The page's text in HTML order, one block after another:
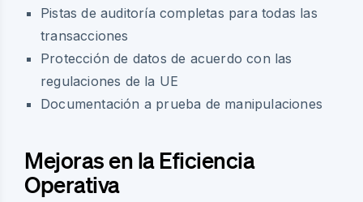
Pistas de auditoría completas para todas las
transacciones
Protección de datos de acuerdo con las
regulaciones de la UE
Documentación a prueba de manipulaciones
Mejoras en la Eficiencia
Operativa